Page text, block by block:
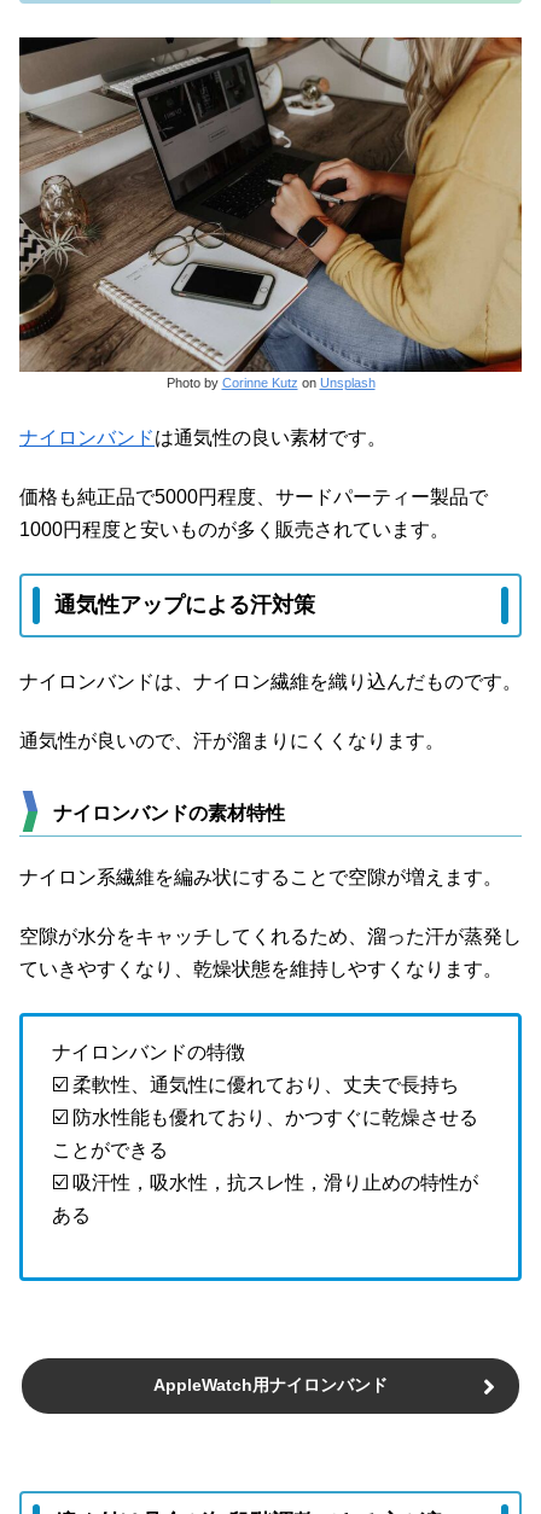
Photo by Corinne Kutz on Unsplash
ナイロンバンドは通気性の良い素材です。
価格も純正品で5000円程度、サードパーティー製品で
1000円程度と安いものが多く販売されています。
通気性アップによる汗対策
ナイロンバンドは、ナイロン繊維を織り込んだものです。
通気性が良いので、汗が溜まりにくくなります。
ナイロンバンドの素材特性
ナイロン系繊維を編み状にすることで空隙が増えます。
空隙が水分をキャッチしてくれるため、溜った汗が蒸発し
ていきやすくなり、乾燥状態を維持しやすくなります。
ナイロンバンドの特徴
☑️ 柔軟性、通気性に優れており、丈夫で長持ち
☑️ 防水性能も優れており、かつすぐに乾燥させる
ことができる
☑️ 吸汗性，吸水性，抗スレ性，滑り止めの特性が
ある
AppleWatch用ナイロンバンド